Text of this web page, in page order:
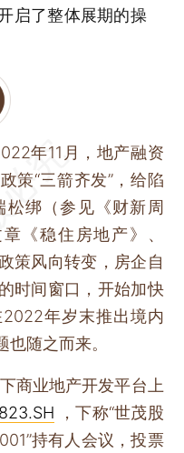
启了整体展期的操
年11月，地产融资
策“三箭齐发”，给陷
松绑（参见《财新周
《稳住房地产》、
策风向转变，房企自
时间窗口，开始加快
年岁末推出境内
随之而来。
业地产开发平台上
，下称“世茂股
持有人会议，投票